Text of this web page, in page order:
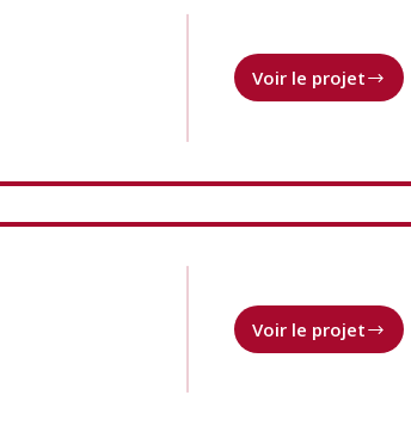
Voir le projetProgramme
Voir le projetProgramme